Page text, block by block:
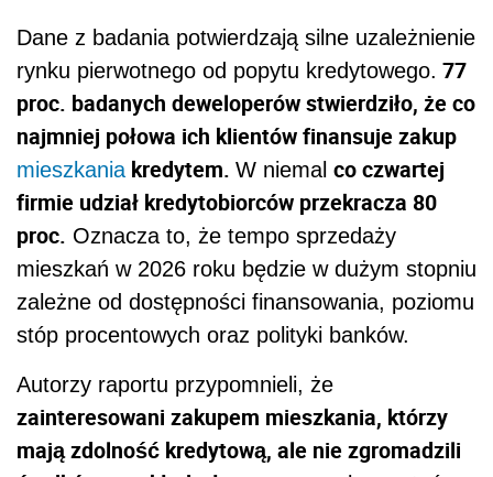
Dane z badania potwierdzają silne uzależnienie
rynku pierwotnego od popytu kredytowego. 77
proc. badanych deweloperów stwierdziło, że co
najmniej połowa ich klientów finansuje zakup
mieszkaniakredytem. W niemal co czwartej
firmie udział kredytobiorców przekracza 80
proc. Oznacza to, że tempo sprzedaży
mieszkań w 2026 roku będzie w dużym stopniu
zależne od dostępności finansowania, poziomu
stóp procentowych oraz polityki banków.
Autorzy raportu przypomnieli, że
zainteresowani zakupem mieszkania, którzy
mają zdolność kredytową, ale nie zgromadzili